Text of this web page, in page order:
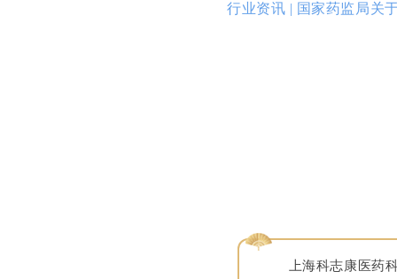
行业资讯 | 国家药监局关
上海科志康医药科